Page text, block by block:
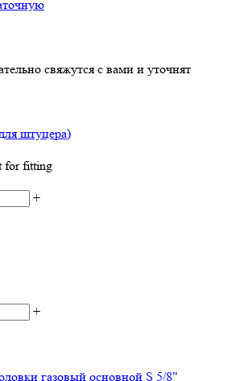
свяжутся с вами и уточнят
штуцера)
for fitting
+
+
газовый основной S 5/8"